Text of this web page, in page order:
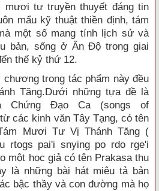
mươi tư truyền thuyết đáng tin
mẩu kỹ thuật thiền định, tám
một số mang tính lịch sử và
bản, sống ở Ấn Ðộ trong giai
thế kỷ thứ 12.
trong tác phẩm này đều
Tăng.Dưới những tựa đề là
Ðạo Ca (songs of
các kinh văn Tây Tạng, có tên
Mươi Tư Vị Thánh Tăng (
rtogs pai'i snying po rdo rge'i
một học giả có tên Prakasa thu
là những bài hát miêu tả bản
bậc thầy và con đường mà họ